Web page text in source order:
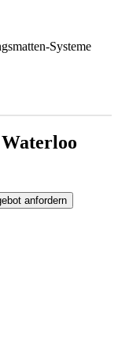
Systeme
anfordern